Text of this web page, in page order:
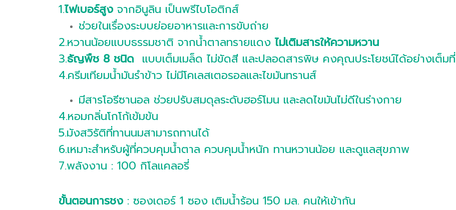
1.ไฟเบอร์สูงจากอินูลิน เป็นพรีไบโอติกส์
ช่วยในเรื่องระบบย่อยอาหารและการขับถ่าย
2.หวานน้อยแบบธรรมชาติ จากน้ำตาลทรายแดง ไม่เติมสารให้ความหวาน
3.ธัญพืช 8 ชนิด แบบเต็มเมล็ด ไม่ขัดสี และปลอดสารพิษ คงคุณประโยชน์ได้อย่างเต็มที่
4.ครีมเทียมน้ำมันรำข้าว ไม่มีโคเลสเตอรอลและไขมันทรานส์
มีสารโอรีซานอล ช่วยปรับสมดุลระดับฮอร์โมน และลดไขมันไม่ดีในร่างกาย
4.หอมกลิ่นโกโก้เข้มข้น
5.มังสวิรัติที่ทานนมสามารถทานได้
6.เหมาะสำหรับผู้ที่ควบคุมน้ำตาล ควบคุมน้ำหนัก ทานหวานน้อย และดูแลสุขภาพ
7.พลังงาน : 100 กิโลแคลอรี่
ขั้นตอนการชง: ซองเดอร์ 1 ซอง เติมน้ำร้อน 150 มล. คนให้เข้ากัน